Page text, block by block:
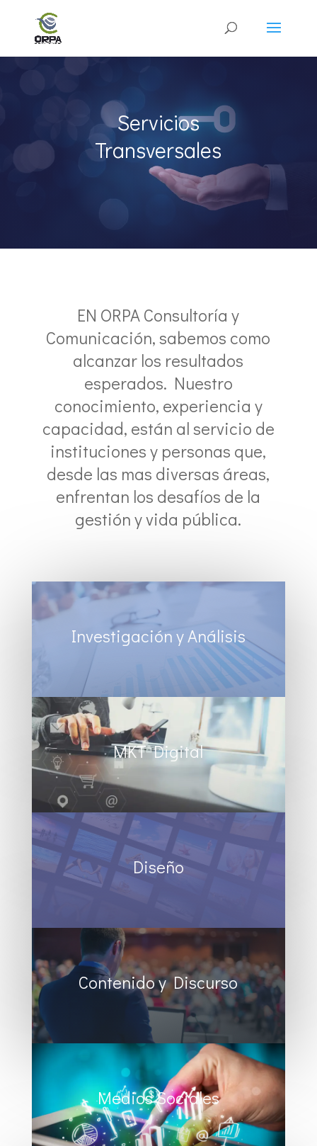
Servicios
Transversales
EN ORPA Consultoría y
Comunicación, sabemos como
alcanzar los resultados
esperados. Nuestro
conocimiento, experiencia y
capacidad, están al servicio de
instituciones y personas que,
desde las mas diversas áreas,
enfrentan los desafíos de la
gestión y vida pública.
Investigación y Análisis
MKT Digital
Diseño
Contenido y Discurso
Medios Sociales